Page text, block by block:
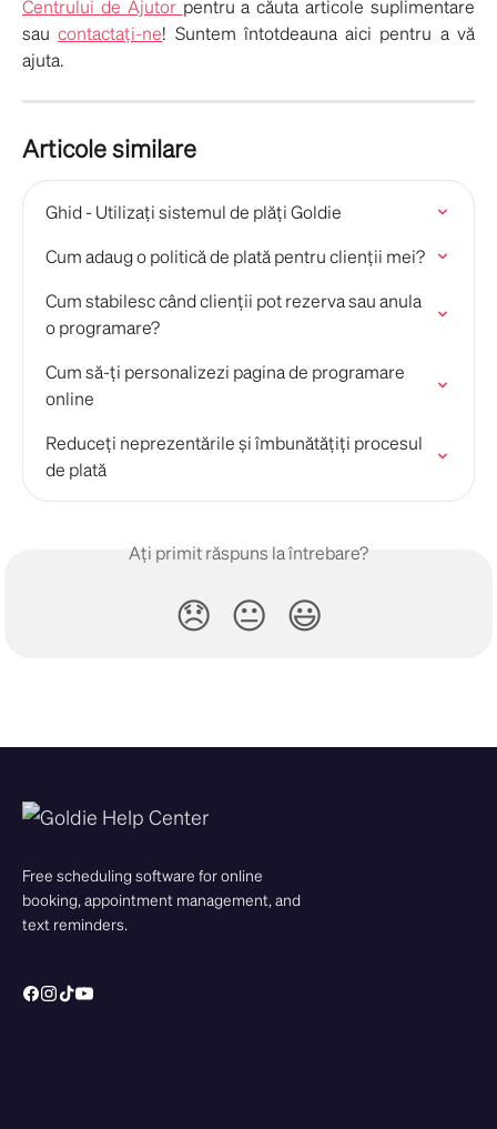
Centrului de Ajutor pentru a căuta articole suplimentare
saucontactați-ne! Suntem întotdeauna aici pentru a vă
ajuta.
Articole similare
Ghid - Utilizați sistemul de plăți Goldie
Cum adaug o politică de plată pentru clienții mei?
Cum stabilesc când clienții pot rezerva sau anula
o programare?
Cum să-ți personalizezi pagina de programare
online
Reduceți neprezentările și îmbunătățiți procesul
de plată
Ați primit răspuns la întrebare?
😞 😐 😃
Free scheduling software for online
booking, appointment management, and
text reminders.